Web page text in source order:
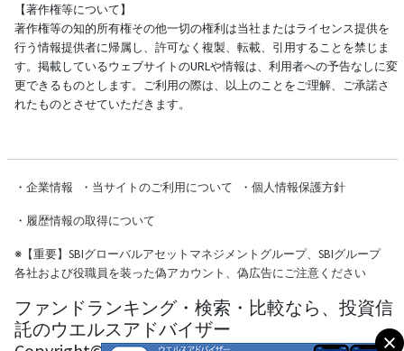
【著作権等について】
著作権等の知的所有権その他一切の権利は当社またはライセンス提供を
行う情報提供者に帰属し、許可なく複製、転載、引用することを禁じま
す。掲載しているウェブサイトのURLや情報は、利用者への予告なしに変
更できるものとします。ご利用の際は、以上のことをご理解、ご承諾さ
れたものとさせていただきます。
・ 企業情報 ・ 当サイトのご利用について ・ 個人情報保護方針
・ 履歴情報の取得について
※【重要】SBIグローバルアセットマネジメントグループ、SBIグループ
各社および役職員を装った偽アカウント、偽広告にご注意ください
ファンドランキング・検索・比較なら、投資信
託のウエルスアドバイザー